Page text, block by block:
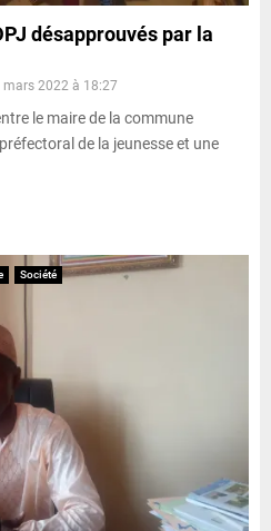
désapprouvés par la
mars 2022 à 18:27
le maire de la commune
de la jeunesse et une
Société